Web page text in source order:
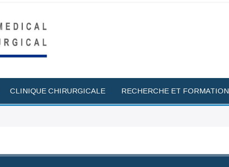
CLINIQUE CHIRURGICALE RECHERCHE ET FORMATION